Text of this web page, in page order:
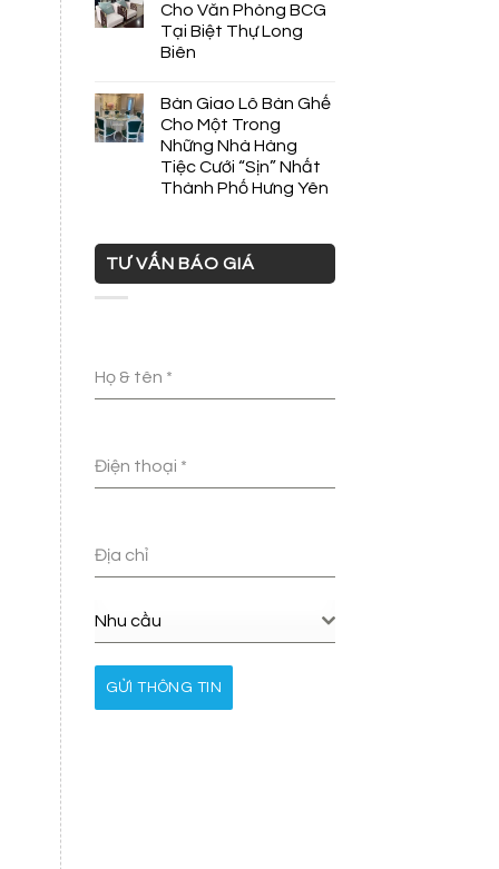
Cho Văn Phòng BCG
Tại Biệt Thự Long
Biên
Bàn Giao Lô Bàn Ghế
Cho Một Trong
Những Nhà Hàng
Tiệc Cưới “Sịn” Nhất
Thành Phố Hưng Yên
TƯ VẤN BÁO GIÁ
Họ & tên *
Điện thoại *
Địa chỉ
Nhu cầu
GỬI THÔNG TIN